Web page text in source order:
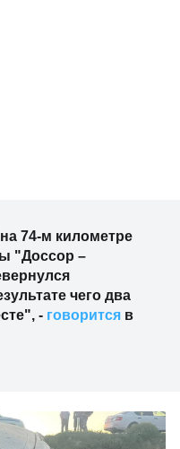
74-м километре
"Доссор –
чего два
- говорится в